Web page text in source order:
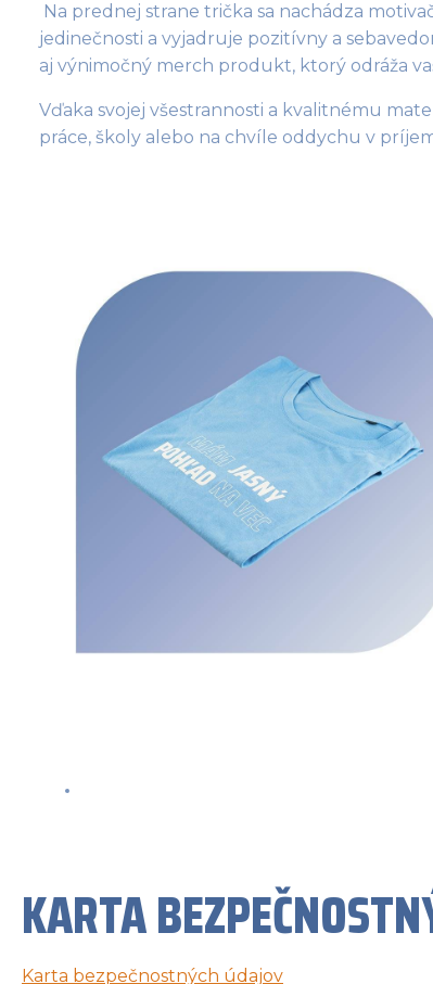
Na prednej strane trička sa nachádza
jedinečnosti a vyjadruje pozitívny a
aj výnimočný merch produkt, ktorý odráža
Vďaka svojej všestrannosti a kvalitnému
práce, školy alebo na chvíle oddychu v
KARTA
Karta bezpečnostných údajov